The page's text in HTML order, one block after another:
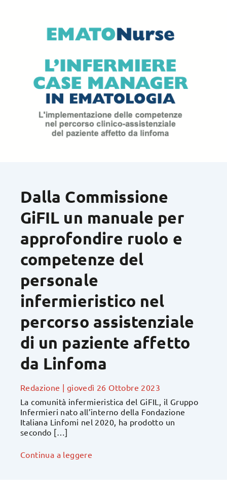
Dalla Commissione
GiFIL un manuale per
approfondire ruolo e
competenze del
personale
infermieristico nel
percorso assistenziale
di un paziente affetto
da Linfoma
Redazione | giovedì 26 Ottobre 2023
La comunità infermieristica del GiFIL, il Gruppo
Infermieri nato all’interno della Fondazione
Italiana Linfomi nel 2020, ha prodotto un
secondo […]
Continua a leggere